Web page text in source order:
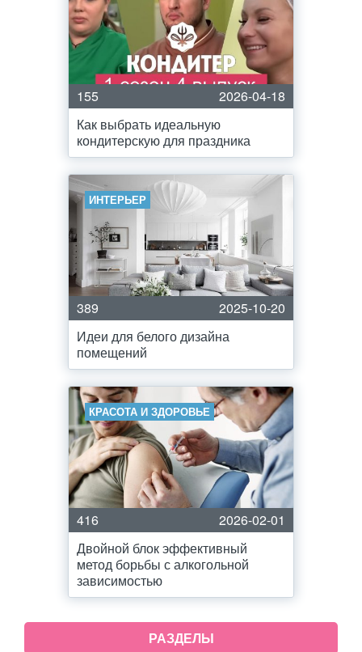
155
2026-04-18
Как выбрать идеальную
кондитерскую для праздника
ИНТЕРЬЕР
389
2025-10-20
Идеи для белого дизайна
помещений
КРАСОТА И ЗДОРОВЬЕ
416
2026-02-01
Двойной блок эффективный
метод борьбы с алкогольной
зависимостью
РАЗДЕЛЫ